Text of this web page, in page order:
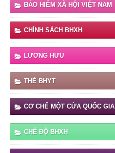
BẢO HIỂM XÃ HỘI VIỆT NAM
CHÍNH SÁCH BHXH
LƯƠNG HƯU
THẺ BHYT
CƠ CHẾ MỘT CỬA QUỐC GIA
CHẾ ĐỘ BHXH